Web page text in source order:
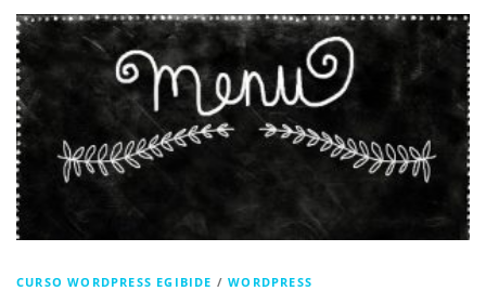
CURSO WORDPRESS EGIBIDE /WORDPRESS